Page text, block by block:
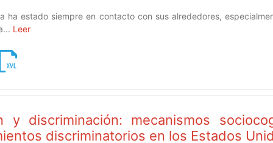
ha estado siempre en contacto con sus alrededores,
Leer
y discriminación: mecanismos
discriminatorios en los Estados